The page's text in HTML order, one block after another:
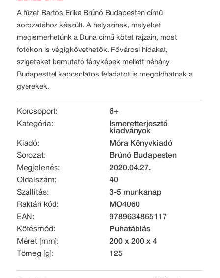
A füzet Bartos Erika Brúnó Budapesten című
sorozatához készült. A helyszínek, melyeket
megismerhetünk a Duna című kötet rajzain, most
fotókon is végigkövethetők. Fővárosi hidakat,
szigeteket bemutató fényképek mellett néhány
Budapesttel kapcsolatos feladatot is megoldhatnak a
gyerekek.
Korcsoport:
6+
Kategória:
Ismeretterjesztő
kiadványok
Kiadó:
Móra Könyvkiadó
Sorozat:
Brúnó Budapesten
Megjelenés:
2020.04.27.
Oldalszám:
40
Szállítás:
3-5 munkanap
Raktári kód:
MO4060
EAN:
9789634865117
Kötésmód:
Puhatáblás
Méret [mm]:
200 x 200 x 4
Tömeg [g]:
125